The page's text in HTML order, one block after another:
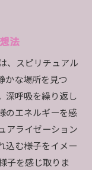
法
、スピリチュアル
かな場所を見つ
深呼吸を繰り返し
のエネルギーを感
アライゼーション
込む様子をイメー
子を感じ取りま